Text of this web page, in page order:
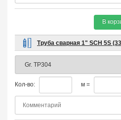
В
Труба сварная 1" SCH 5S
Кол-во: м =